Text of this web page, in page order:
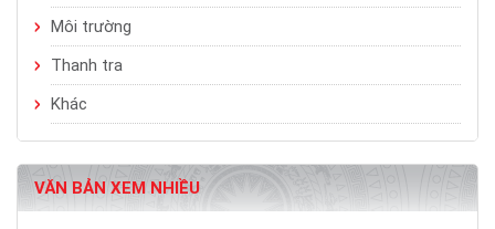
Môi trường
Thanh tra
Khác
VĂN BẢN XEM NHIỀU